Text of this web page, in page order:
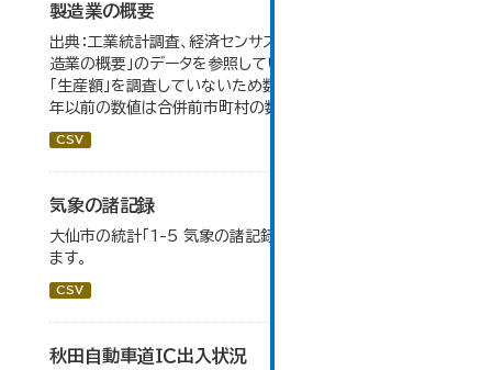
製造業の概要
出典：工業統計調査、経済センサス。 大仙市の統計「5-7 製
造業の概要」のデータを参照しています。 2007年以前は
「生産額」を調査していないため数値はありません。 2004
年以前の数値は合併前市町村の数値を合算したものです。
CSV
気象の諸記録
大仙市の統計「1-5 気象の諸記録」のデータを参照してい
ます。
CSV
秋田自動車道ＩＣ出入状況